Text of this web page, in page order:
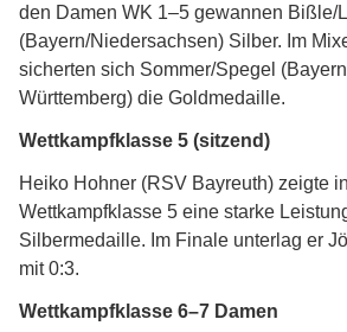
den Damen WK 1–5 gewannen Bißle/
(Bayern/Niedersachsen) Silber. Im
sicherten sich Sommer/Spegel
Württemberg) die Goldmedaille.
Wettkampfklasse 5 (sitzend)
Heiko Hohner (RSV Bayreuth) zeigte
Wettkampfklasse 5 eine starke
Silbermedaille. Im Finale unterlag er
mit 0:3.
Wettkampfklasse 6–7 Damen